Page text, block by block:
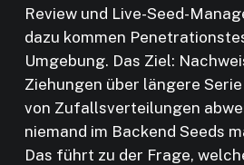
Review und Live-Seed-
dazu kommen
Umgebung. Das Ziel:
Ziehungen über längere
von Zufallsverteilungen
niemand im Backend Seeds
Das führt zu der Frage,